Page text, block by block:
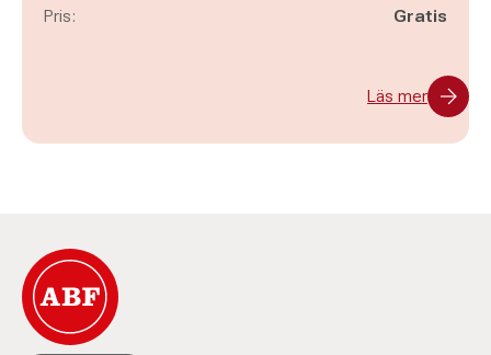
Pris: Gratis
Läs mer